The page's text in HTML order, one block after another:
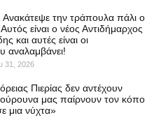
την τράπουλα πάλι ο
είναι ο νέος Αντιδήμαρχος
και αυτές είναι οι
αναλαμβάνει!
31, 2026
Πιερίας δεν αντέχουν
μας παίρνουν τον κόπο
μια νύχτα»